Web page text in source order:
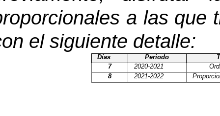
a las que
el siguiente detalle:
Días Periodo
7
2020-2021
8
2021-2022